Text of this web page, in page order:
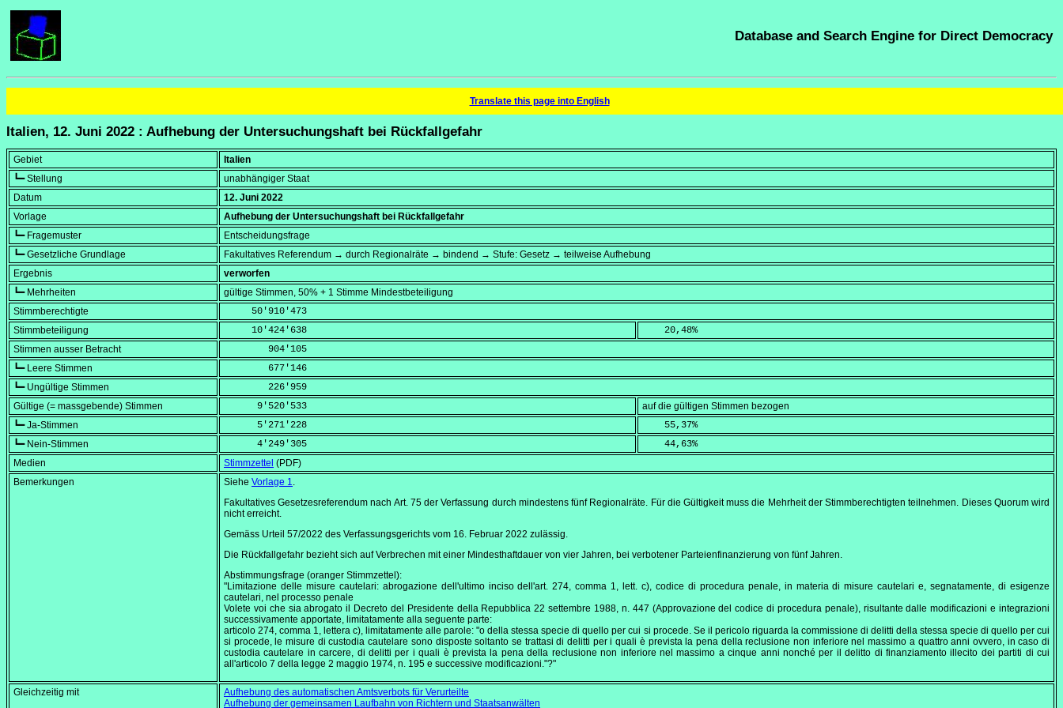
Database and Search Engine for Direct Democracy
Translate this page into English
Italien, 12. Juni 2022 : Aufhebung der Untersuchungshaft bei Rückfallgefahr
Gebiet
Italien
┗━ Stellung
unabhängiger Staat
Datum
12. Juni 2022
Vorlage
Aufhebung der Untersuchungshaft bei Rückfallgefahr
┗━ Fragemuster
Entscheidungsfrage
┗━ Gesetzliche Grundlage
Fakultatives Referendum → durch Regionalräte → bindend → Stufe: Gesetz → teilweise Aufhebung
Ergebnis
verworfen
┗━ Mehrheiten
gültige Stimmen, 50% + 1 Stimme Mindestbeteiligung
Stimmberechtigte
     50'910'473
Stimmbeteiligung
     10'424'638
    20,48
%
Stimmen ausser Betracht
        904'105
┗━ Leere Stimmen
        677'146
┗━ Ungültige Stimmen
        226'959
Gültige (= massgebende) Stimmen
      9'520'533
auf die gültigen Stimmen bezogen
┗━ Ja-Stimmen
      5'271'228
    55,37
%
┗━ Nein-Stimmen
      4'249'305
    44,63
%
Medien
Stimmzettel (PDF)
Bemerkungen
Siehe Vorlage 1.
Fakultatives Gesetzesreferendum nach Art. 75 der Verfassung durch mindestens fünf Regionalräte. Für die Gültigkeit muss die Mehrheit der Stimmberechtigten teilnehmen. Dieses Quorum wird
nicht erreicht.
Gemäss Urteil 57/2022 des Verfassungsgerichts vom 16. Februar 2022 zulässig.
Die Rückfallgefahr bezieht sich auf Verbrechen mit einer Mindesthaftdauer von vier Jahren, bei verbotener Parteienfinanzierung von fünf Jahren.
Abstimmungsfrage (oranger Stimmzettel):
"Limitazione delle misure cautelari: abrogazione dell'ultimo inciso dell'art. 274, comma 1, lett. c), codice di procedura penale, in materia di misure cautelari e, segnatamente, di esigenze
cautelari, nel processo penale
Volete voi che sia abrogato il Decreto del Presidente della Repubblica 22 settembre 1988, n. 447 (Approvazione del codice di procedura penale), risultante dalle modificazioni e integrazioni
successivamente apportate, limitatamente alla seguente parte:
articolo 274, comma 1, lettera c), limitatamente alle parole: "o della stessa specie di quello per cui si procede. Se il pericolo riguarda la commissione di delitti della stessa specie di quello per cui
si procede, le misure di custodia cautelare sono disposte soltanto se trattasi di delitti per i quali è prevista la pena della reclusione non inferiore nel massimo a quattro anni ovvero, in caso di
custodia cautelare in carcere, di delitti per i quali è prevista la pena della reclusione non inferiore nel massimo a cinque anni nonché per il delitto di finanziamento illecito dei partiti di cui
all'articolo 7 della legge 2 maggio 1974, n. 195 e successive modificazioni."?"
Gleichzeitig mit
Aufhebung des automatischen Amtsverbots für Verurteilte
Aufhebung der gemeinsamen Laufbahn von Richtern und Staatsanwälten